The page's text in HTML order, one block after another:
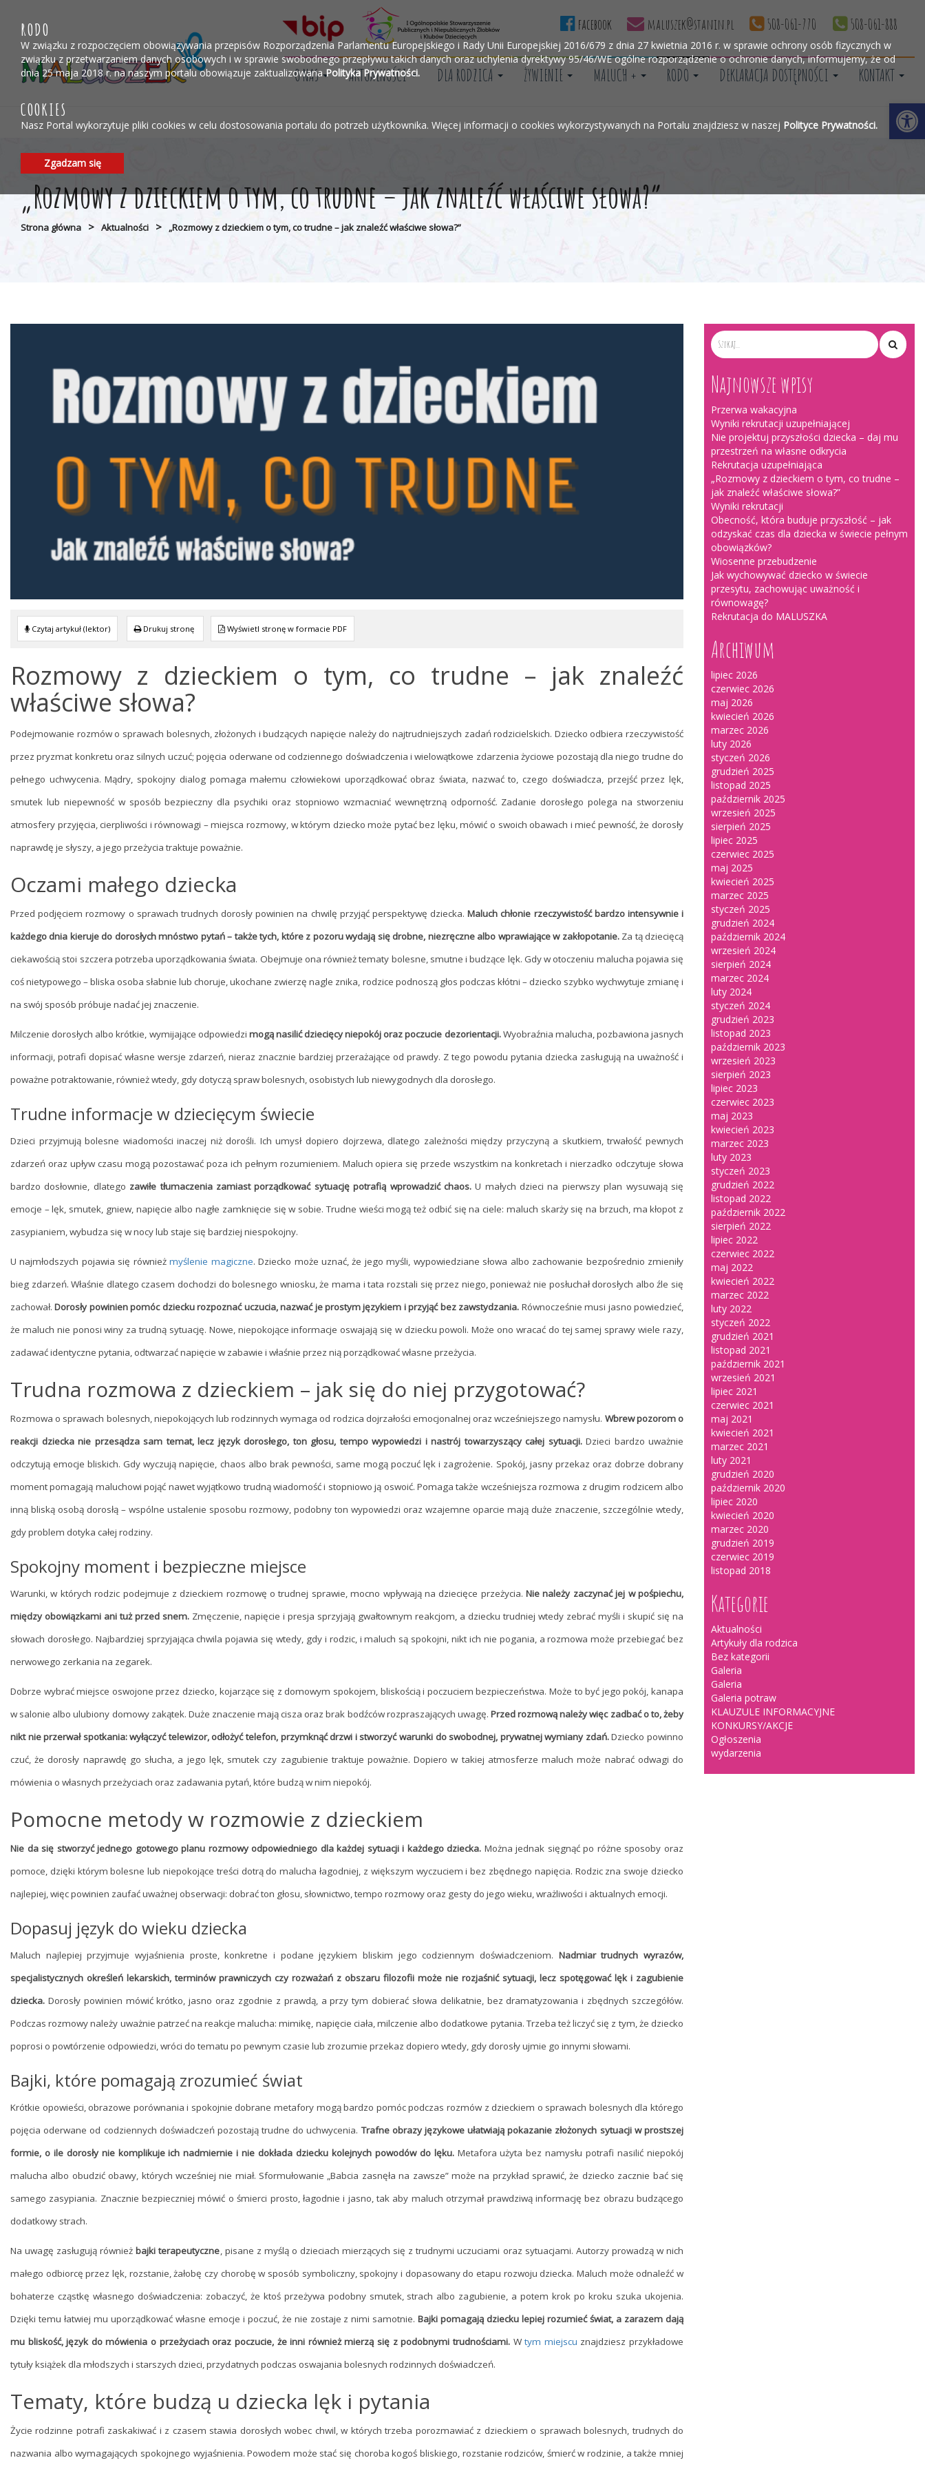
RODO
W związku z rozpoczęciem obowiązywania przepisów Rozporządzenia Parlamentu Europejskiego i Rady Unii Europejskiej 2016/679 z dnia 27 kwietnia 2016 r. w sprawie ochrony osób fizycznych w
związku z przetwarzaniem danych osobowych i w sprawie swobodnego przepływu takich danych oraz uchylenia dyrektywy 95/46/WE ogólne rozporządzenie o ochronie danych, informujemy, że od
dnia 25 maja 2018 r. na naszym portalu obowiązuje zaktualizowanaPolityka Prywatności.
COOKIES
Nasz Portal wykorzytuje pliki cookies w celu dostosowania portalu do potrzeb użytkownika. Więcej informacji o cookies wykorzystywanych na Portalu znajdziesz w naszej Polityce Prywatności.
Zgadzam się
facebook maluszek@stanin.pl 508-061-770 508-061-888
O NAS AKTUALNOŚCI DLA RODZICA ŻYWIENIE MALUCH + RODO DEKLARACJA DOSTĘPNOŚCI KONTAKT
„Rozmowy z dzieckiem o tym, co trudne – jak znaleźć właściwe słowa?”
Strona główna > Aktualności > „Rozmowy z dzieckiem o tym, co trudne – jak znaleźć właściwe słowa?”
Czytaj artykuł (lektor) Drukuj stronę Wyświetl stronę w formacie PDF
Rozmowy z dzieckiem o tym, co trudne – jak znaleźć
właściwe słowa?
Podejmowanie rozmów o sprawach bolesnych, złożonych i budzących napięcie należy do najtrudniejszych zadań rodzicielskich. Dziecko odbiera rzeczywistość
przez pryzmat konkretu oraz silnych uczuć; pojęcia oderwane od codziennego doświadczenia i wielowątkowe zdarzenia życiowe pozostają dla niego trudne do
pełnego uchwycenia. Mądry, spokojny dialog pomaga małemu człowiekowi uporządkować obraz świata, nazwać to, czego doświadcza, przejść przez lęk,
smutek lub niepewność w sposób bezpieczny dla psychiki oraz stopniowo wzmacniać wewnętrzną odporność. Zadanie dorosłego polega na stworzeniu
atmosfery przyjęcia, cierpliwości i równowagi – miejsca rozmowy, w którym dziecko może pytać bez lęku, mówić o swoich obawach i mieć pewność, że dorosły
naprawdę je słyszy, a jego przeżycia traktuje poważnie.
Oczami małego dziecka
Przed podjęciem rozmowy o sprawach trudnych dorosły powinien na chwilę przyjąć perspektywę dziecka.Maluch chłonie rzeczywistość bardzo intensywnie i
każdego dnia kieruje do dorosłych mnóstwo pytań – także tych, które z pozoru wydają się drobne, niezręczne albo wprawiające w zakłopotanie. Za tą dziecięcą
ciekawością stoi szczera potrzeba uporządkowania świata. Obejmuje ona również tematy bolesne, smutne i budzące lęk. Gdy w otoczeniu malucha pojawia się
coś nietypowego – bliska osoba słabnie lub choruje, ukochane zwierzę nagle znika, rodzice podnoszą głos podczas kłótni – dziecko szybko wychwytuje zmianę i
na swój sposób próbuje nadać jej znaczenie.
Milczenie dorosłych albo krótkie, wymijające odpowiedzi mogą nasilić dziecięcy niepokój oraz poczucie dezorientacji.Wyobraźnia malucha, pozbawiona jasnych
informacji, potrafi dopisać własne wersje zdarzeń, nieraz znacznie bardziej przerażające od prawdy. Z tego powodu pytania dziecka zasługują na uważność i
poważne potraktowanie, również wtedy, gdy dotyczą spraw bolesnych, osobistych lub niewygodnych dla dorosłego.
Trudne informacje w dziecięcym świecie
Dzieci przyjmują bolesne wiadomości inaczej niż dorośli. Ich umysł dopiero dojrzewa, dlatego zależności między przyczyną a skutkiem, trwałość pewnych
zdarzeń oraz upływ czasu mogą pozostawać poza ich pełnym rozumieniem. Maluch opiera się przede wszystkim na konkretach i nierzadko odczytuje słowa
bardzo dosłownie, dlatego zawiłe tłumaczenia zamiast porządkować sytuację potrafią wprowadzić chaos.U małych dzieci na pierwszy plan wysuwają się
emocje – lęk, smutek, gniew, napięcie albo nagłe zamknięcie się w sobie. Trudne wieści mogą też odbić się na ciele: maluch skarży się na brzuch, ma kłopot z
zasypianiem, wybudza się w nocy lub staje się bardziej niespokojny.
U najmłodszych pojawia się równieżmyślenie magiczne. Dziecko może uznać, że jego myśli, wypowiedziane słowa albo zachowanie bezpośrednio zmieniły
bieg zdarzeń. Właśnie dlatego czasem dochodzi do bolesnego wniosku, że mama i tata rozstali się przez niego, ponieważ nie posłuchał dorosłych albo źle się
zachował.Dorosły powinien pomóc dziecku rozpoznać uczucia, nazwać je prostym językiem i przyjąć bez zawstydzania. Równocześnie musi jasno powiedzieć,
że maluch nie ponosi winy za trudną sytuację. Nowe, niepokojące informacje oswajają się w dziecku powoli. Może ono wracać do tej samej sprawy wiele razy,
zadawać identyczne pytania, odtwarzać napięcie w zabawie i właśnie przez nią porządkować własne przeżycia.
Trudna rozmowa z dzieckiem – jak się do niej przygotować?
Rozmowa o sprawach bolesnych, niepokojących lub rodzinnych wymaga od rodzica dojrzałości emocjonalnej oraz wcześniejszego namysłu. Wbrew pozorom o
reakcji dziecka nie przesądza sam temat, lecz język dorosłego, ton głosu, tempo wypowiedzi i nastrój towarzyszący całej sytuacji.Dzieci bardzo uważnie
odczytują emocje bliskich. Gdy wyczują napięcie, chaos albo brak pewności, same mogą poczuć lęk i zagrożenie. Spokój, jasny przekaz oraz dobrze dobrany
moment pomagają maluchowi pojąć nawet wyjątkowo trudną wiadomość i stopniowo ją oswoić. Pomaga także wcześniejsza rozmowa z drugim rodzicem albo
inną bliską osobą dorosłą – wspólne ustalenie sposobu rozmowy, podobny ton wypowiedzi oraz wzajemne oparcie mają duże znaczenie, szczególnie wtedy,
gdy problem dotyka całej rodziny.
Spokojny moment i bezpieczne miejsce
Warunki, w których rodzic podejmuje z dzieckiem rozmowę o trudnej sprawie, mocno wpływają na dziecięce przeżycia.Nie należy zaczynać jej w pośpiechu,
między obowiązkami ani tuż przed snem. Zmęczenie, napięcie i presja sprzyjają gwałtownym reakcjom, a dziecku trudniej wtedy zebrać myśli i skupić się na
słowach dorosłego. Najbardziej sprzyjająca chwila pojawia się wtedy, gdy i rodzic, i maluch są spokojni, nikt ich nie pogania, a rozmowa może przebiegać bez
nerwowego zerkania na zegarek.
Dobrze wybrać miejsce oswojone przez dziecko, kojarzące się z domowym spokojem, bliskością i poczuciem bezpieczeństwa. Może to być jego pokój, kanapa
w salonie albo ulubiony domowy zakątek. Duże znaczenie mają cisza oraz brak bodźców rozpraszających uwagę.Przed rozmową należy więc zadbać o to, żeby
nikt nie przerwał spotkania: wyłączyć telewizor, odłożyć telefon, przymknąć drzwi i stworzyć warunki do swobodnej, prywatnej wymiany zdań.Dziecko powinno
czuć, że dorosły naprawdę go słucha, a jego lęk, smutek czy zagubienie traktuje poważnie. Dopiero w takiej atmosferze maluch może nabrać odwagi do
mówienia o własnych przeżyciach oraz zadawania pytań, które budzą w nim niepokój.
Pomocne metody w rozmowie z dzieckiem
Nie da się stworzyć jednego gotowego planu rozmowy odpowiedniego dla każdej sytuacji i każdego dziecka. Można jednak sięgnąć po różne sposoby oraz
pomoce, dzięki którym bolesne lub niepokojące treści dotrą do malucha łagodniej, z większym wyczuciem i bez zbędnego napięcia. Rodzic zna swoje dziecko
najlepiej, więc powinien zaufać uważnej obserwacji: dobrać ton głosu, słownictwo, tempo rozmowy oraz gesty do jego wieku, wrażliwości i aktualnych emocji.
Dopasuj język do wieku dziecka
Maluch najlepiej przyjmuje wyjaśnienia proste, konkretne i podane językiem bliskim jego codziennym doświadczeniom. Nadmiar trudnych wyrazów,
specjalistycznych określeń lekarskich, terminów prawniczych czy rozważań z obszaru filozofii może nie rozjaśnić sytuacji, lecz spotęgować lęk i zagubienie
dziecka. Dorosły powinien mówić krótko, jasno oraz zgodnie z prawdą, a przy tym dobierać słowa delikatnie, bez dramatyzowania i zbędnych szczegółów.
Podczas rozmowy należy uważnie patrzeć na reakcje malucha: mimikę, napięcie ciała, milczenie albo dodatkowe pytania. Trzeba też liczyć się z tym, że dziecko
poprosi o powtórzenie odpowiedzi, wróci do tematu po pewnym czasie lub zrozumie przekaz dopiero wtedy, gdy dorosły ujmie go innymi słowami.
Bajki, które pomagają zrozumieć świat
Krótkie opowieści, obrazowe porównania i spokojnie dobrane metafory mogą bardzo pomóc podczas rozmów z dzieckiem o sprawach bolesnych dla którego
pojęcia oderwane od codziennych doświadczeń pozostają trudne do uchwycenia.Trafne obrazy językowe ułatwiają pokazanie złożonych sytuacji w prostszej
formie, o ile dorosły nie komplikuje ich nadmiernie i nie dokłada dziecku kolejnych powodów do lęku.Metafora użyta bez namysłu potrafi nasilić niepokój
malucha albo obudzić obawy, których wcześniej nie miał. Sformułowanie „Babcia zasnęła na zawsze” może na przykład sprawić, że dziecko zacznie bać się
samego zasypiania. Znacznie bezpieczniej mówić o śmierci prosto, łagodnie i jasno, tak aby maluch otrzymał prawdziwą informację bez obrazu budzącego
dodatkowy strach.
Na uwagę zasługują również bajki terapeutyczne, pisane z myślą o dzieciach mierzących się z trudnymi uczuciami oraz sytuacjami. Autorzy prowadzą w nich
małego odbiorcę przez lęk, rozstanie, żałobę czy chorobę w sposób symboliczny, spokojny i dopasowany do etapu rozwoju dziecka. Maluch może odnaleźć w
bohaterze cząstkę własnego doświadczenia: zobaczyć, że ktoś przeżywa podobny smutek, strach albo zagubienie, a potem krok po kroku szuka ukojenia.
Dzięki temu łatwiej mu uporządkować własne emocje i poczuć, że nie zostaje z nimi samotnie.Bajki pomagają dziecku lepiej rozumieć świat, a zarazem dają
mu bliskość, język do mówienia o przeżyciach oraz poczucie, że inni również mierzą się z podobnymi trudnościami.Wtym miejscu znajdziesz przykładowe
tytuły książek dla młodszych i starszych dzieci, przydatnych podczas oswajania bolesnych rodzinnych doświadczeń.
Tematy, które budzą u dziecka lęk i pytania
Życie rodzinne potrafi zaskakiwać i z czasem stawia dorosłych wobec chwil, w których trzeba porozmawiać z dzieckiem o sprawach bolesnych, trudnych do
nazwania albo wymagających spokojnego wyjaśnienia. Powodem może stać się choroba kogoś bliskiego, rozstanie rodziców, śmierć w rodzinie, a także mniej
Najnowsze wpisy
Przerwa wakacyjna
Wyniki rekrutacji uzupełniającej
Nie projektuj przyszłości dziecka – daj mu
przestrzeń na własne odkrycia
Rekrutacja uzupełniająca
„Rozmowy z dzieckiem o tym, co trudne –
jak znaleźć właściwe słowa?”
Wyniki rekrutacji
Obecność, która buduje przyszłość – jak
odzyskać czas dla dziecka w świecie pełnym
obowiązków?
Wiosenne przebudzenie
Jak wychowywać dziecko w świecie
przesytu, zachowując uważność i
równowagę?
Rekrutacja do MALUSZKA
Archiwum
lipiec 2026
czerwiec 2026
maj 2026
kwiecień 2026
marzec 2026
luty 2026
styczeń 2026
grudzień 2025
listopad 2025
październik 2025
wrzesień 2025
sierpień 2025
lipiec 2025
czerwiec 2025
maj 2025
kwiecień 2025
marzec 2025
styczeń 2025
grudzień 2024
październik 2024
wrzesień 2024
sierpień 2024
marzec 2024
luty 2024
styczeń 2024
grudzień 2023
listopad 2023
październik 2023
wrzesień 2023
sierpień 2023
lipiec 2023
czerwiec 2023
maj 2023
kwiecień 2023
marzec 2023
luty 2023
styczeń 2023
grudzień 2022
listopad 2022
październik 2022
sierpień 2022
lipiec 2022
czerwiec 2022
maj 2022
kwiecień 2022
marzec 2022
luty 2022
styczeń 2022
grudzień 2021
listopad 2021
październik 2021
wrzesień 2021
lipiec 2021
czerwiec 2021
maj 2021
kwiecień 2021
marzec 2021
luty 2021
grudzień 2020
październik 2020
lipiec 2020
kwiecień 2020
marzec 2020
grudzień 2019
czerwiec 2019
listopad 2018
Kategorie
Aktualności
Artykuły dla rodzica
Bez kategorii
Galeria
Galeria
Galeria potraw
KLAUZULE INFORMACYJNE
KONKURSY/AKCJE
Ogłoszenia
wydarzenia